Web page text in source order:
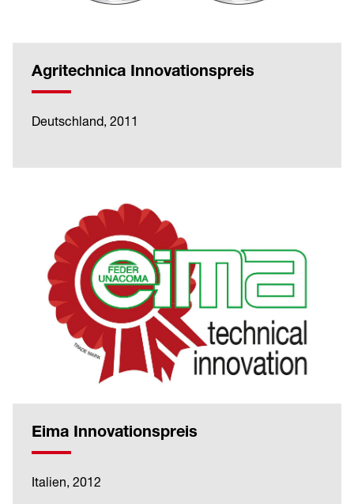
Agritechnica Innovationspreis
Deutschland, 2011
Eima Innovationspreis
Italien, 2012